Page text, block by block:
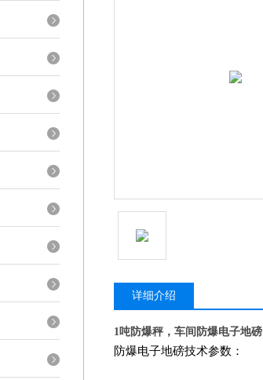
详细介绍
1吨防爆秤，车间防爆电子地磅
防爆电子地磅技术参数：